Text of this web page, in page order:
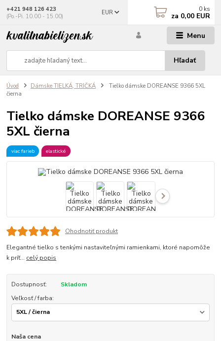
Menu
EUR
Hľadať
+421 948 126 423
(Po.-Pi. 10.00 - 15.00)
0 ks
za 0,00 EUR
Úvod Dámske TIELKÁ, TRIČKÁ
Tielko dámske DOREANSE 9366 5XL
čierna
Tielko dámske DOREANSE 9366
5XL čierna
viac farieb elastické
Ohodnotiť produkt
Elegantné tielko s tenkými nastaviteľnými ramienkami, ktoré napomôže
k príť... celý popis
Dostupnosť:
Skladom
Veľkosť / farba:
Naša cena